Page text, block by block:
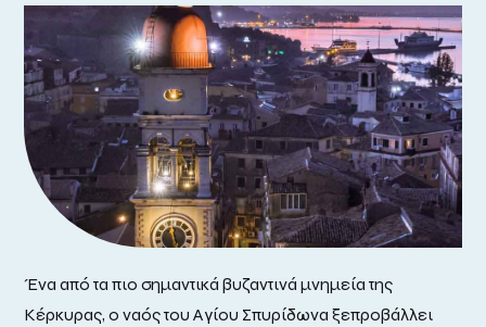
Ένα από τα πιο σημαντικά βυζαντινά μνημεία της
Κέρκυρας, ο ναός του Αγίου Σπυρίδωνα ξεπροβάλλει